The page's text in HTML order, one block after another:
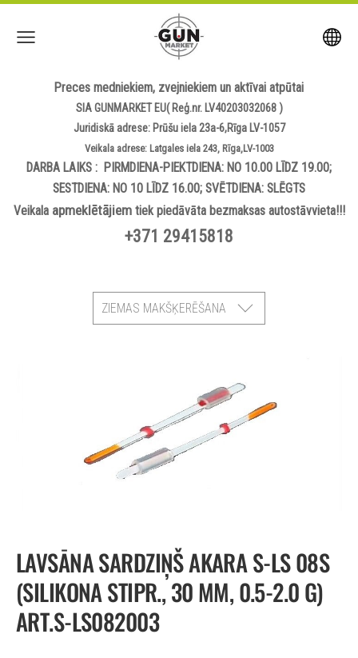
Preces medniekiem, zvejniekiem un aktīvai atpūtai
SIA GUNMARKET EU( Reģ.nr. LV40203032068 )
Juridiskā adrese: Prūšu iela 23a-6,Rīga LV-1057
Veikala adrese: Latgales iela 243, Rīga,LV-1003
DARBA LAIKS : PIRMDIENA-PIEKTDIENA: NO 10.00 LĪDZ 19.00;
SESTDIENA: NO 10 LĪDZ 16.00; SVĒTDIENA: SLĒGTS
Veikala apmeklētājiemtiek piedāvāta bezmaksas autostāvvieta!!!
+371 29415818
ZIEMAS MAKŠĶERĒŠANA
LAVSĀNA SARDZIŅŠ AKARA S-LS 08S
(SILIKONA STIPR., 30 MM, 0.5-2.0 G)
ART.S-LS082003